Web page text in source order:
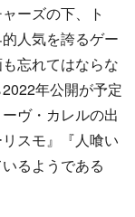
ーズの下、ト
人気を誇るゲー
忘れてはならな
年公開が予定
ヴ・カレルの出
スモ』『人喰い
るようである